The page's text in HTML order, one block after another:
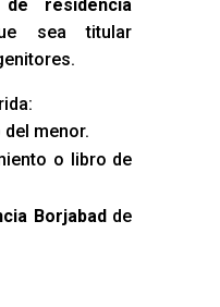
de residencia
sea titular
menor.
o libro de
Borjabadde